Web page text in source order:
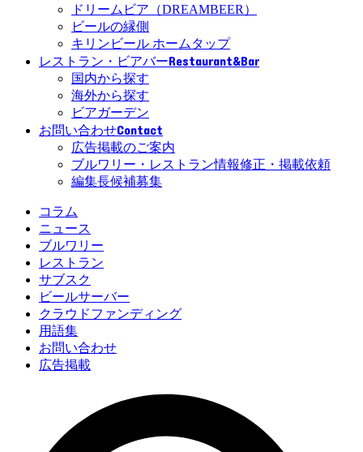
ドリームビア（DREAMBEER）
ビールの縁側
キリンビール ホームタップ
レストラン・ビアバーRestaurant&Bar
国内から探す
海外から探す
ビアガーデン
お問い合わせContact
広告掲載のご案内
ブルワリー・レストラン情報修正・掲載依頼
編集長候補募集
コラム
ニュース
ブルワリー
レストラン
サブスク
ビールサーバー
クラウドファンディング
用語集
お問い合わせ
広告掲載